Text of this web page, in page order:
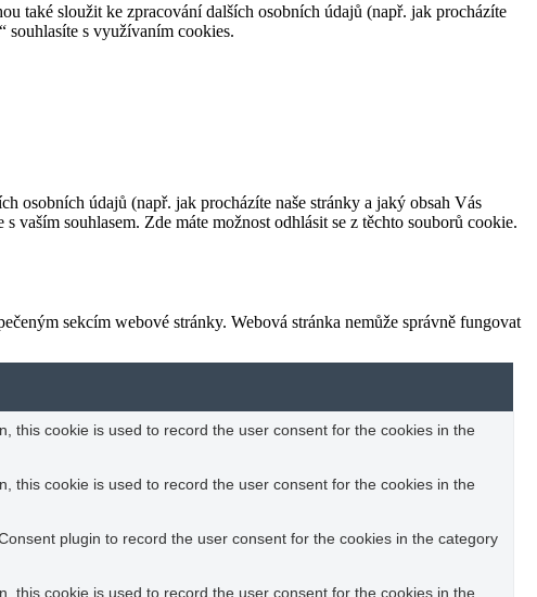
také sloužit ke zpracování dalších osobních údajů (např. jak procházíte
s využívaním cookies.
osobních údajů (např. jak procházíte naše stránky a jaký obsah Vás
souhlasem. Zde máte možnost odhlásit se z těchto souborů cookie.
sekcím webové stránky. Webová stránka nemůže správně fungovat
this cookie is used to record the user consent for the cookies in the
this cookie is used to record the user consent for the cookies in the
plugin to record the user consent for the cookies in the category
this cookie is used to record the user consent for the cookies in the